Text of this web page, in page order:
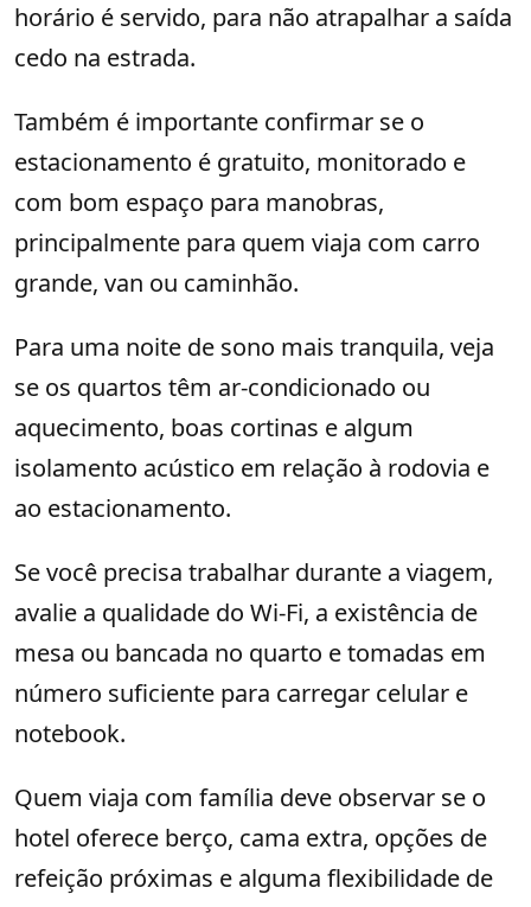
horário é servido, para não atrapalhar a saída
cedo na estrada.
Também é importante confirmar se o
estacionamento é gratuito, monitorado e
com bom espaço para manobras,
principalmente para quem viaja com carro
grande, van ou caminhão.
Para uma noite de sono mais tranquila, veja
se os quartos têm ar-condicionado ou
aquecimento, boas cortinas e algum
isolamento acústico em relação à rodovia e
ao estacionamento.
Se você precisa trabalhar durante a viagem,
avalie a qualidade do Wi-Fi, a existência de
mesa ou bancada no quarto e tomadas em
número suficiente para carregar celular e
notebook.
Quem viaja com família deve observar se o
hotel oferece berço, cama extra, opções de
refeição próximas e alguma flexibilidade de